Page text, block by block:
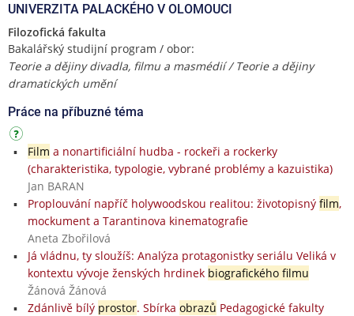
UNIVERZITA PALACKÉHO V OLOMOUCI
Filozofická fakulta
Bakalářský studijní program / obor:
Teorie a dějiny divadla, filmu a masmédií / Teorie a dějiny
dramatických umění
Práce na příbuzné téma
Film a nonartificiální hudba - rockeři a rockerky
(charakteristika, typologie, vybrané problémy a kazuistika)
Jan BARAN
Proplouvání napříč holywoodskou realitou: životopisný film,
mockument a Tarantinova kinematografie
Aneta Zbořilová
Já vládnu, ty sloužíš: Analýza protagonistky seriálu Veliká v
kontextu vývoje ženských hrdinek biografického filmu
Žánová Žánová
Zdánlivě bílý prostor. Sbírka obrazů Pedagogické fakulty